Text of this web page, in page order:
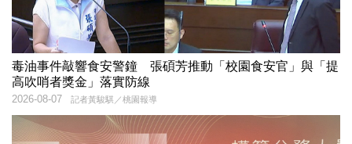
毒油事件敲響食安警鐘 張碩芳推動「校園食安官」與「提
高吹哨者獎金」落實防線
記者黃駿騏／桃園報導
2026-08-07